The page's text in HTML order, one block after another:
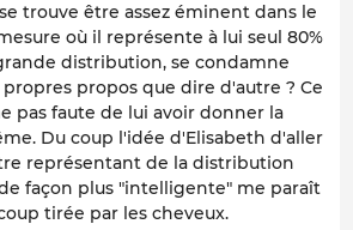
trouve être assez éminent dans le
où il représente à lui seul 80%
distribution, se condamne
propos que dire d'autre ? Ce
pas faute de lui avoir donner la
Du coup l'idée d'Elisabeth d'aller
représentant de la distribution
façon plus "intelligente" me paraît
tirée par les cheveux.